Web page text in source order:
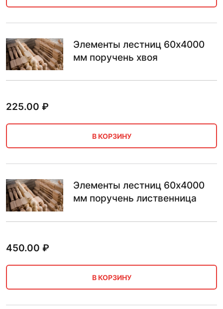
Элементы лестниц 60х4000
мм поручень хвоя
225.00 ₽
В КОРЗИНУ
Элементы лестниц 60х4000
мм поручень лиственница
450.00 ₽
В КОРЗИНУ